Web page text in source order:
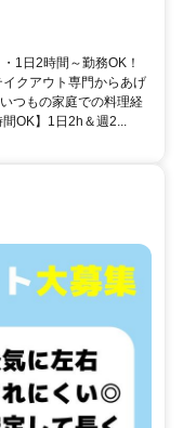
1日2時間～勤務OK！
クアウト専門からあげ
つもの家庭での料理経
OK】1日2h＆週2...